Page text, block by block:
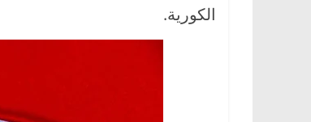
الكورية.